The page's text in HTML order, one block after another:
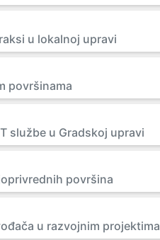
u lokalnoj upravi
površinama
službe u Gradskoj upravi
površina
u razvojnim projektima